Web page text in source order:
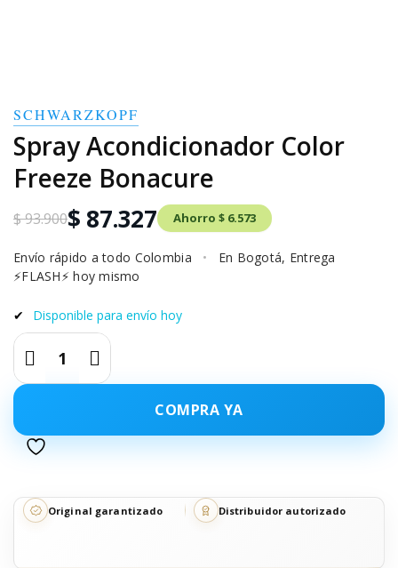
SCHWARZKOPF
Spray Acondicionador Color
Freeze Bonacure
$ 93.900$ 87.327 Ahorro $ 6.573
Envío rápido a todo Colombia •
En Bogotá, Entrega
⚡FLASH⚡ hoy mismo
✔ Disponible para envío hoy
COMPRA YA
Original garantizado Distribuidor autorizado